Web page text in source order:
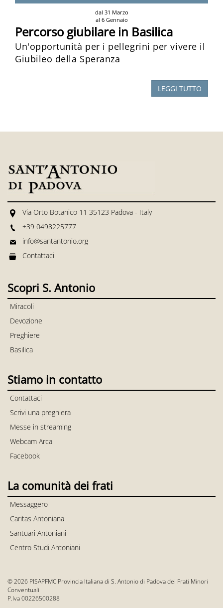
dal 31 Marzo
al 6 Gennaio
Percorso giubilare in Basilica
Un'opportunità per i pellegrini per vivere il
Giubileo della Speranza
LEGGI TUTTO
Via Orto Botanico 11 35123 Padova - Italy
+39 0498225777
info@santantonio.org
Contattaci
Scopri S. Antonio
Miracoli
Devozione
Preghiere
Basilica
Stiamo in contatto
Contattaci
Scrivi una preghiera
Messe in streaming
Webcam Arca
Facebook
La comunità dei frati
Messaggero
Caritas Antoniana
Santuari Antoniani
Centro Studi Antoniani
© 2026 PISAPFMC Provincia Italiana di S. Antonio di Padova dei Frati Minori
Conventuali
P.Iva 00226500288